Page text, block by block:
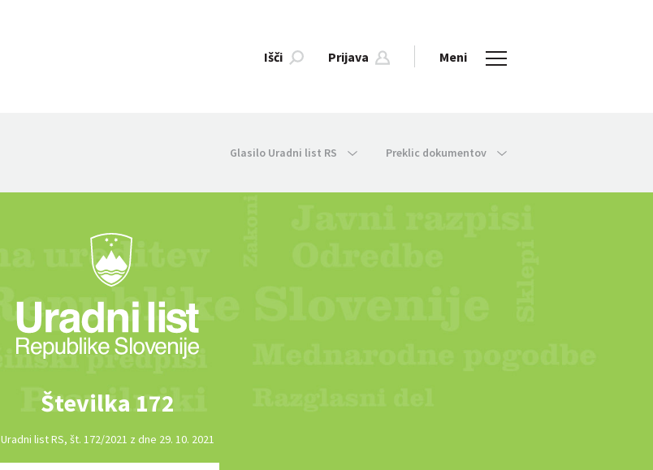
Išči Prijava Meni
Glasilo Uradni list RS Preklic dokumentov
Številka 172
Uradni list RS, št. 172/2021 z dne 29. 10. 2021